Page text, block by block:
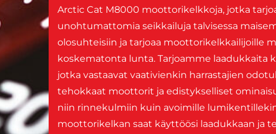
Arctic Cat M8000 moottorikelkkoja, jotka
unohtumattomia seikkailuja talvisessa
olosuhteisiin ja tarjoaa moottorikelkkailijoille
koskematonta lunta. Tarjoamme
jotka vastaavat vaativienkin harrastajien
tehokkaat moottorit ja edistykselliset
niin rinnekulmiin kuin avoimille
moottorikelkan saat käyttöösi laadukkaan ja